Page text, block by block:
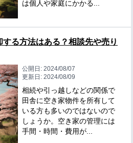
は個人や家庭にかかる...
る方法はある？相談先や売り
公開日: 2024/08/07
更新日: 2024/08/09
相続や引っ越しなどの関係で
田舎に空き家物件を所有して
いる方も多いのではないので
しょうか。空き家の管理には
手間・時間・費用が...